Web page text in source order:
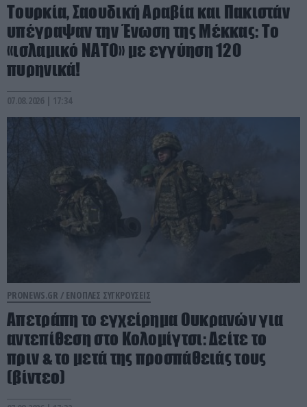
Τουρκία, Σαουδική Αραβία και Πακιστάν
υπέγραψαν την Ένωση της Μέκκας: Το
«ισλαμικό ΝΑΤΟ» με εγγύηση 120
πυρηνικά!
07.08.2026 | 17:34
PRONEWS.GR / ΕΝΟΠΛΕΣ ΣΥΓΚΡΟΥΣΕΙΣ
Απετράπη το εγχείρημα Ουκρανών για
αντεπίθεση στο Κολομίγτσι: Δείτε το
πριν & το μετά της προσπάθειάς τους
(βίντεο)